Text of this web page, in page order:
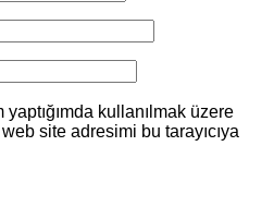
kullanılmak üzere
site adresimi bu tarayıcıya